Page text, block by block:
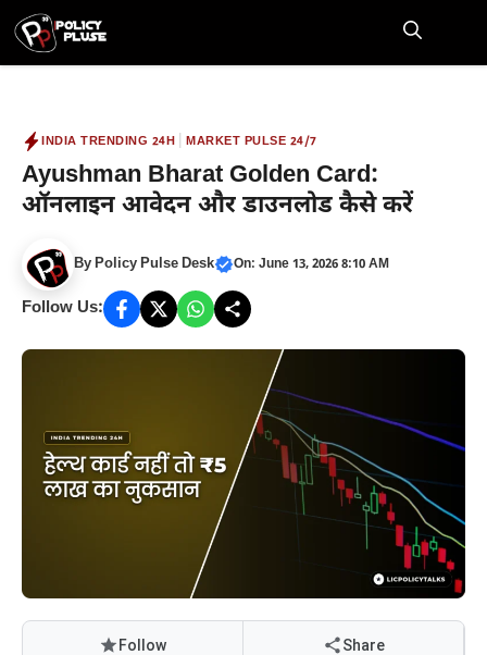
Skip
content
INDIA TRENDING 24H MARKET PULSE 24/7
Ayushman Bharat Golden Card:
ऑनलाइन आवेदन और डाउनलोड कैसे करें
ByPolicy Pulse Desk On: June 13, 2026 8:10 AM
Follow Us:
Follow Share